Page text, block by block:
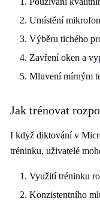
Umístění
Výběru tichého
Zavření oken a
Mluvení mírným
Jak trénovat
I když diktování v
tréninku, uživatelé
Využití tréninku
Konzistentního